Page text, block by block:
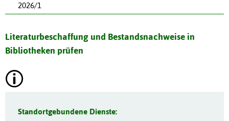
2026/1
Literaturbeschaffung und Bestandsnachweise in
Bibliotheken prüfen
Standortgebundene Dienste: